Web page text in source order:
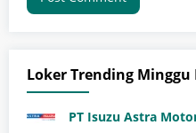
Loker Trending Minggu
PT Isuzu Astra